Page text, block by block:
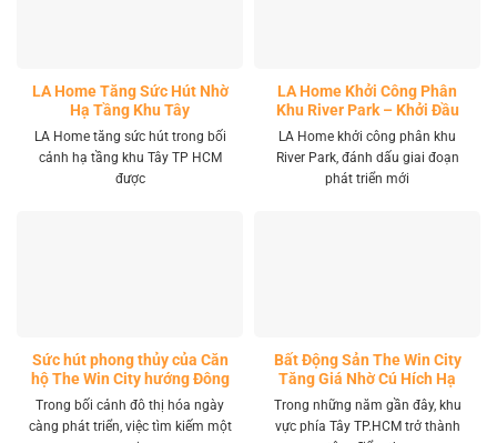
LA Home Tăng Sức Hút Nhờ
Hạ Tầng Khu Tây
LA Home tăng sức hút trong bối
cảnh hạ tầng khu Tây TP HCM
được
LA Home Khởi Công Phân
Khu River Park – Khởi Đầu
Giai Đoạn Phát Triển Mới
LA Home khởi công phân khu
River Park, đánh dấu giai đoạn
phát triển mới
Sức hút phong thủy của Căn
hộ The Win City hướng Đông
Nam
Trong bối cảnh đô thị hóa ngày
càng phát triển, việc tìm kiếm một
Bất Động Sản The Win City
Tăng Giá Nhờ Cú Hích Hạ
Tầng
Trong những năm gần đây, khu
vực phía Tây TP.HCM trở thành